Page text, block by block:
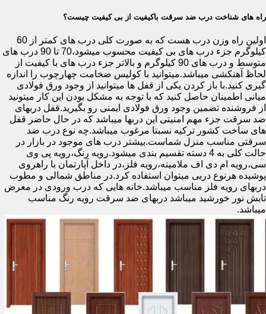
راه های شناخت درب ضد سرقت باکیفیت از بی کیفیت چیست؟
اولین راه وزن درب هست که به صورت کلی درب های کمتر از 60
کیلوگرم جزء درب های بی کیفیت محسوب میشود،70 تا 90 درب های
متوسط و درب های 90 کیلوگرم و بالاتر جزء درب های با کیفیت از
لحاظ آهنکشی میباشد.میتوانید با کولیس ضخامت چهارچوب را اندازه
گیری کنید.با باز کردن یکی از قفل ها میتوانید از وجود ورق فولادی
میانی اطمینان حاصل کنید که با توجه به مشکل بودن این کار میتونید
از فروشنده تضمین وجود ورق فولادی ایمنی رو بگیرید.قفل دربهای
ضد سرقت جزء مهم امنیتی این دربها میباشد که در حال حاضر قفل
های ساخت کشور ترکیه نسبتا مرغوب میباشد.چه نوع درب ضد
سرقتی مناسب منزل شماست.بیشتر درب های موجود در بازار در
حالت کلی به 4 دسته تقسیم بندی میشود.رویه رنگ،رویه پی وی
سی،رویه ام دی اف ملامینه،رویه فلز،در داخل آپارتمان با راهروی
پوشیده هرنوع دربی میتوان استفاده کرد.در مناطق شمالی و مطوب
دربهای رویه فلز مناسب میباشد.خانه هایی که درب ورودی در معرض
تابش نور خورشید میباشد دربهای ضد سرقت رویه رنگ مناسب
میباشد.